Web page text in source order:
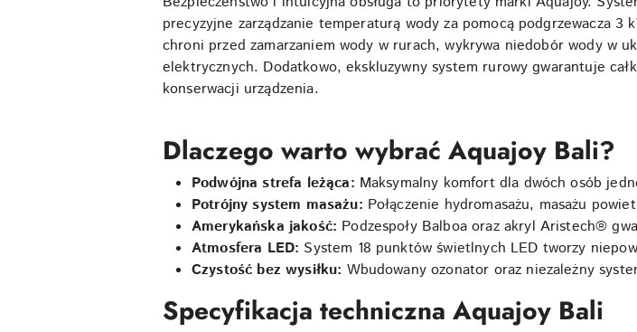
precyzyjne zarządzanie temperaturą wody za pomocą podgrzewacza 3
chroni przed zamarzaniem wody w rurach, wykrywa niedobór wody w
elektrycznych. Dodatkowo, ekskluzywny system rurowy gwarantuje
konserwacji urządzenia.
Dlaczego warto wybrać Aquajoy Bali?
Podwójna strefa leżąca: Maksymalny komfort dla dwóch osób
Potrójny system masażu: Połączenie hydromasażu, masażu
Amerykańska jakość: Podzespoły Balboa oraz akryl Aristech®
Atmosfera LED: System 18 punktów świetlnych LED tworzy
Czystość bez wysiłku: Wbudowany ozonator oraz niezależny
Specyfikacja techniczna Aquajoy Bali